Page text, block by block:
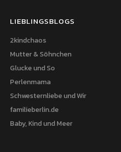
LIEBLINGSBLOGS
2kindchaos
Mutter & Söhnchen
Glucke und So
Perlenmama
Schwesternliebe und Wir
familieberlin.de
Baby, Kind und Meer